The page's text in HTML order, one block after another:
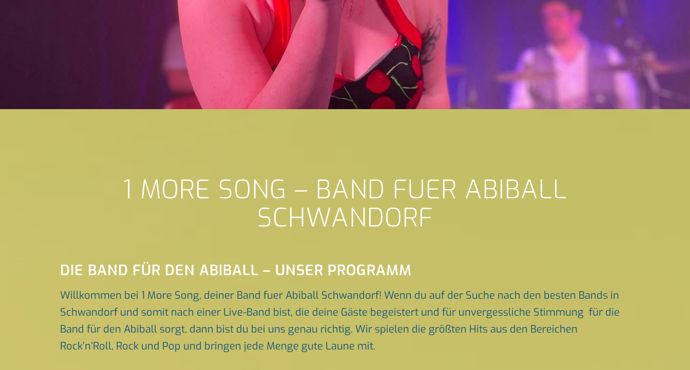
1 MORE SONG – BAND FUER ABIBALL
SCHWANDORF
DIE BAND FÜR DEN ABIBALL – UNSER PROGRAMM
Willkommen bei 1 More Song, deiner Band fuer Abiball Schwandorf! Wenn du auf der Suche nach den besten Bands in
Schwandorf und somit nach einer Live-Band bist, die deine Gäste begeistert und für unvergessliche Stimmung für die
Band für den Abiball sorgt, dann bist du bei uns genau richtig. Wir spielen die größten Hits aus den Bereichen
Rock’n’Roll, Rock und Pop und bringen jede Menge gute Laune mit.